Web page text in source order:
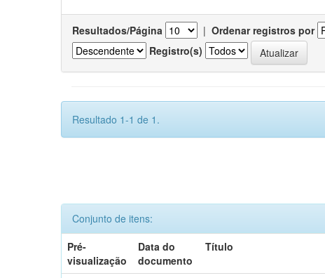
Resultados/Página | Ordenar registros por
Registro(s)
Resultado 1-1 de 1.
Conjunto de itens:
Pré-
visualização
Data do
documento
Título